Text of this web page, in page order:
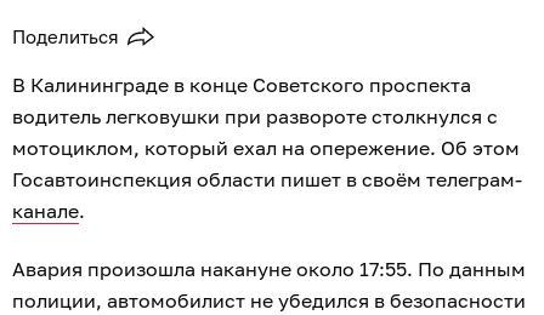
Поделиться
В Калининграде в конце Советского проспекта
водитель легковушки при развороте столкнулся с
мотоциклом, который ехал на опережение. Об этом
Госавтоинспекция области пишет в своём телеграм-
канале.
Авария произошла накануне около 17:55. По данным
полиции, автомобилист не убедился в безопасности